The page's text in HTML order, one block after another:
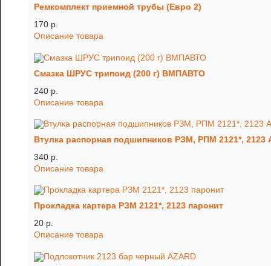
Ремкомплект приемной трубы (Евро 2)
170 p.
Описание товара
Смазка ШРУС трипоид (200 г) ВМПАВТО
240 p.
Описание товара
Втулка распорная подшипников РЗМ, РПМ 2121*, 2123
340 p.
Описание товара
Прокладка картера РЗМ 2121*, 2123 паронит
20 p.
Описание товара